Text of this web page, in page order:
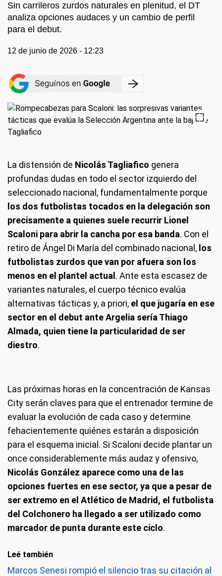
Sin carrileros zurdos naturales en plenitud, el DT
analiza opciones audaces y un cambio de perfil
para el debut.
12 de junio de 2026 - 12:23
La distensión de Nicolás Tagliafico genera
profundas dudas en todo el sector izquierdo del
seleccionado nacional, fundamentalmente porque
los dos futbolistas tocados en la delegación son
precisamente a quienes suele recurrir Lionel
Scaloni para abrir la cancha por esa banda. Con el
retiro de Ángel Di María del combinado nacional, los
futbolistas zurdos que van por afuera son los
menos en el plantel actual . Ante esta escasez de
variantes naturales, el cuerpo técnico evalúa
alternativas tácticas y, a priori, el que jugaría en ese
sector en el debut ante Argelia sería Thiago
Almada, quien tiene la particularidad de ser
diestro.
Las próximas horas en la concentración de Kansas
City serán claves para que el entrenador termine de
evaluar la evolución de cada caso y determine
fehacientemente quiénes estarán a disposición
para el esquema inicial. Si Scaloni decide plantar un
once considerablemente más audaz y ofensivo,
Nicolás González aparece como una de las
opciones fuertes en ese sector, ya que a pesar de
ser extremo en el Atlético de Madrid, el futbolista
del Colchonero ha llegado a ser utilizado como
marcador de punta durante este ciclo.
Leé también
Marcos Senesi rompió el silencio tras su citación al